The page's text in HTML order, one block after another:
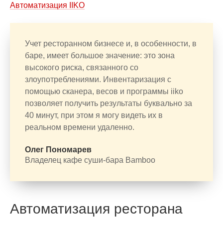
Автоматизация ресторана
Автоматизация IIKO
Учет ресторанном бизнесе и, в особенности, в
баре, имеет большое значение: это зона
высокого риска, связанного со
злоупотреблениями. Инвентаризация с
помощью сканера, весов и программы iiko
позволяет получить результаты буквально за
40 минут, при этом я могу видеть их в
реальном времени удаленно.
Олег Пономарев
Владелец кафе суши-бара Bamboo